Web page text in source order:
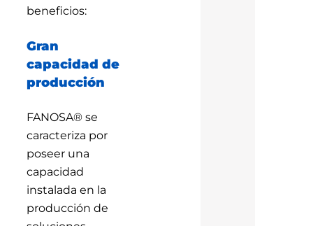
beneficios:
Gran
capacidad de
producción
FANOSA® se
caracteriza por
poseer una
capacidad
instalada en la
producción de